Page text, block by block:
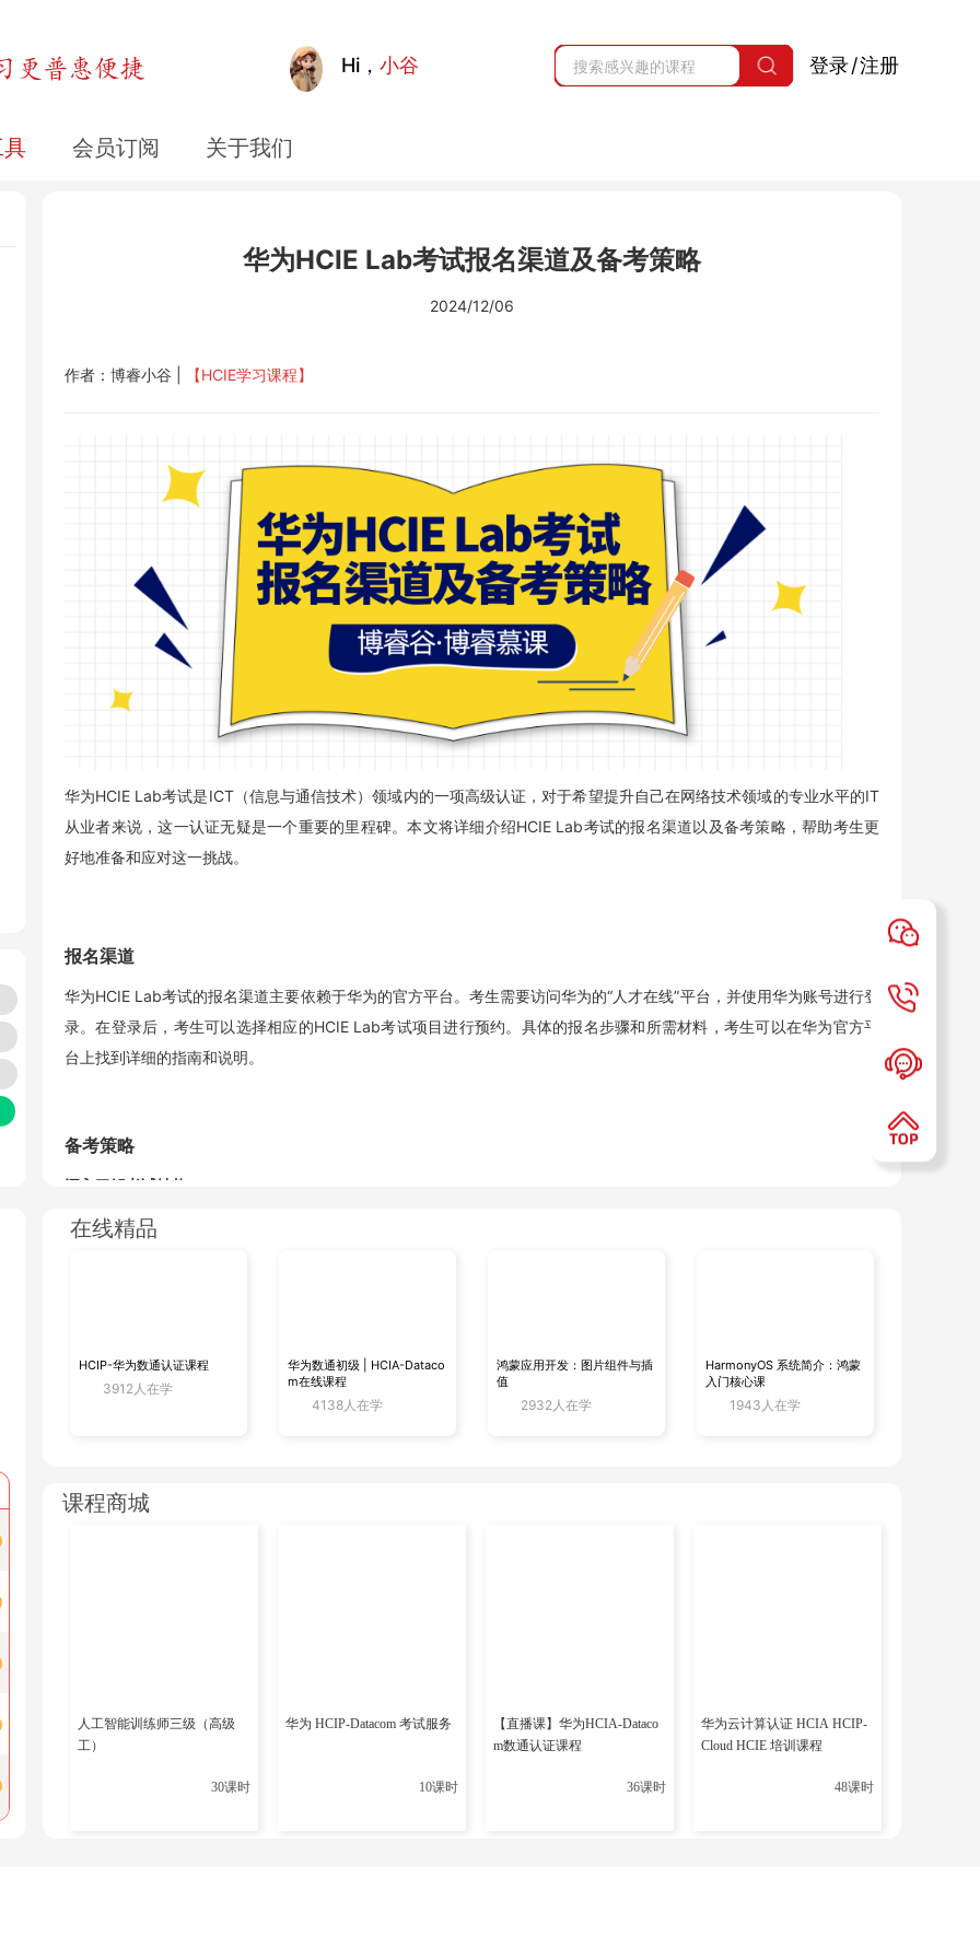
Hi， 小谷 登录/注册
会员订阅 关于我们
华为HCIE Lab考试报名渠道及备考策略
2024/12/06
作者：博睿小谷 | 【HCIE学习课程】
华为HCIE Lab考试是ICT（信息与通信技术）领域内的一项高级认证，对于希望提升自己在网络技术领域的专业水平的IT
从业者来说，这一认证无疑是一个重要的里程碑。本文将详细介绍HCIE Lab考试的报名渠道以及备考策略，帮助考生更
好地准备和应对这一挑战。
报名渠道
华为HCIE Lab考试的报名渠道主要依赖于华为的官方平台。考生需要访问华为的“人才在线”平台，并使用华为账号进行登
录。在登录后，考生可以选择相应的HCIE Lab考试项目进行预约。具体的报名步骤和所需材料，考生可以在华为官方平
台上找到详细的指南和说明。
备考策略
深入了解考试结构
首先，考生需要全面了解HCIE Lab考试的结构。这一考试通常包括笔试和实验操作两部分，分别测试考生的理论知识储
理解和掌握这些领域的核心知识和技能，以便在考试中能够准确、快速地解决问题。
保持良好心态
最后，保持良好的心态也是非常重要的。HCIE Lab考试是一项具有挑战性的认证，考生需要在备考过程中保持冷静和自
在线精品
HCIP-华为数通认证课程
3912人在学
华为数通初级 | HCIA-Dataco
m在线课程
4138人在学
鸿蒙应用开发：图片组件与插
值
2932人在学
HarmonyOS 系统简介：鸿蒙
入门核心课
1943人在学
课程商城
人工智能训练师三级（高级
工）
30课时
华为 HCIP-Datacom 考试服务
10课时
【直播课】华为HCIA-Dataco
m数通认证课程
36课时
华为云计算认证 HCIA HCIP-
Cloud HCIE 培训课程
48课时